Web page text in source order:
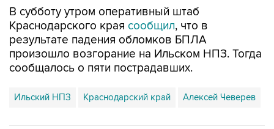
В субботу утром оперативный штаб
Краснодарского края сообщил, что в
результате падения обломков БПЛА
произошло возгорание на Ильском НПЗ. Тогда
сообщалось о пяти пострадавших.
Ильский НПЗ Краснодарский край Алексей Чеверев